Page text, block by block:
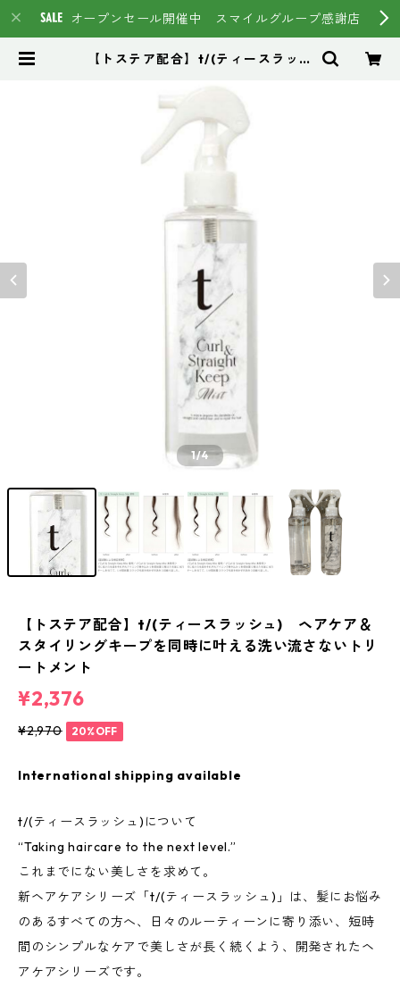
オープンセール開催中 スマイルグループ感謝店
【トステア配合】t/(ティースラッシ
トメント | スマイルグループ通販ペ
ージ #イマヘア HSC強髪 トステ
1/4
【トステア配合】t/(ティースラッシュ) ヘアケア＆
スタイリングキープを同時に叶える洗い流さないトリ
ートメント
¥2,376
¥2,970 20%OFF
International shipping available
t/(ティースラッシュ)について
“Taking haircare to the next level.”
これまでにない美しさを求めて。
新ヘアケアシリーズ「t/(ティースラッシュ)」は、髪にお悩み
のあるすべての方へ、日々のルーティーンに寄り添い、短時
間のシンプルなケアで美しさが長く続くよう、開発されたヘ
アケアシリーズです。